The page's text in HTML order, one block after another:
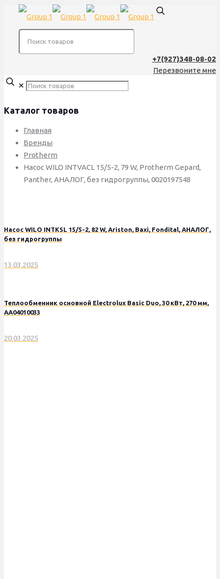
+7(927)348-08-02
Перезвоните мне
✕
Каталог товаров
Главная
Бренды
Protherm
Насос WILO INTVACL 15/5-2, 79 W, Protherm Gepard,
Panther, АНАЛОГ, без гидрогруппы, 0020197548
Насос WILO INTKSL 15/5-2, 82 W, Ariston, Baxi, Fondital, АНАЛОГ,
без гидрогруппы
13.03.2025
Теплообменник основной Electrolux Basic Duo, 30 кВт, 270 мм,
АА04010033
20.03.2025